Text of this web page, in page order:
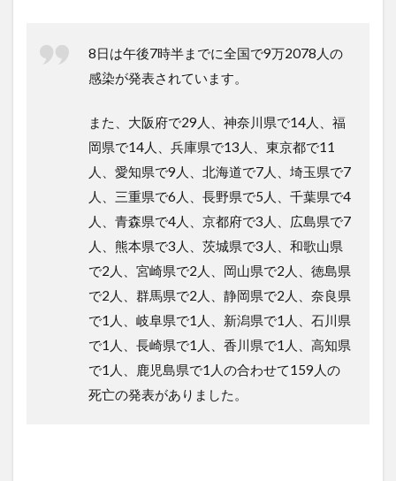
8日は午後7時半までに全国で9万2078人の
感染が発表されています。
また、大阪府で29人、神奈川県で14人、福
岡県で14人、兵庫県で13人、東京都で11
人、愛知県で9人、北海道で7人、埼玉県で7
人、三重県で6人、長野県で5人、千葉県で4
人、青森県で4人、京都府で3人、広島県で7
人、熊本県で3人、茨城県で3人、和歌山県
で2人、宮崎県で2人、岡山県で2人、徳島県
で2人、群馬県で2人、静岡県で2人、奈良県
で1人、岐阜県で1人、新潟県で1人、石川県
で1人、長崎県で1人、香川県で1人、高知県
で1人、鹿児島県で1人の合わせて159人の
死亡の発表がありました。